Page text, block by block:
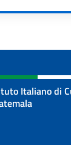
Italiano di